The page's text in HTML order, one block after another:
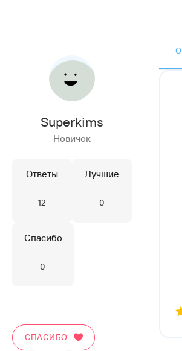
Superkims
Новичок
Ответы
12
Лучшие
0
Спасибо
0
СПАСИБО